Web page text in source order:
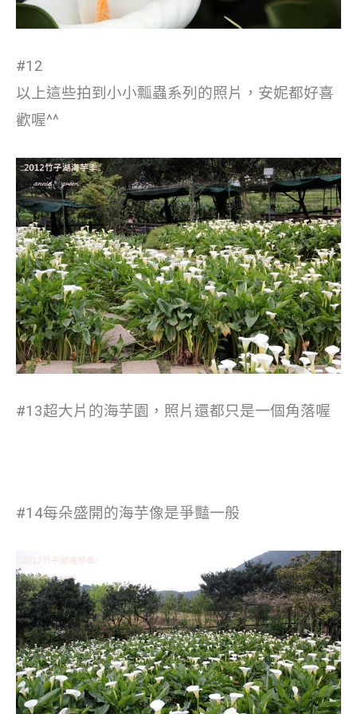
#12
以上這些拍到小小瓢蟲系列的照片，安妮都好喜
歡喔^^
#13超大片的海芋園，照片還都只是一個角落喔
#14每朵盛開的海芋像是爭豔一般